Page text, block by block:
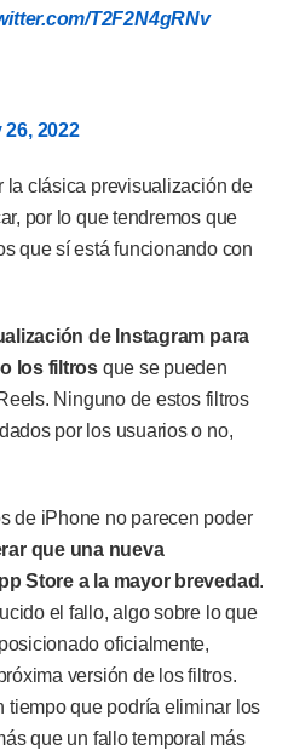
T2F2N4gRNv
26, 2022
la clásica previsualización de
por lo que tendremos que
que sí está funcionando con
de Instagram para
los filtrosque se pueden
Ninguno de estos filtros
por los usuarios o no,
de iPhone no parecen poder
que una nueva
Store a la mayor brevedad.
el fallo, algo sobre lo que
oficialmente,
versión de los filtros.
tiempo que podría eliminar los
que un fallo temporal más